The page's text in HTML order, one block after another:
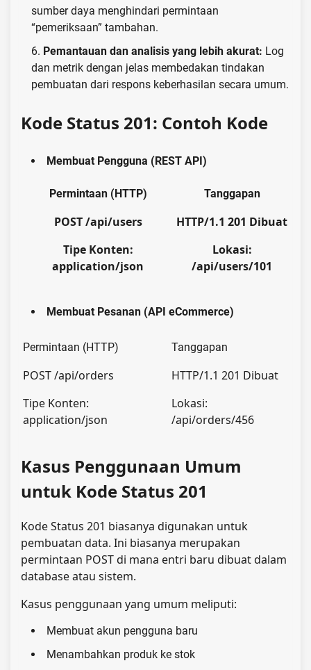
sumber daya menghindari permintaan
“pemeriksaan” tambahan.
Pemantauan dan analisis yang lebih akurat: Log
dan metrik dengan jelas membedakan tindakan
pembuatan dari respons keberhasilan secara umum.
Kode Status 201: Contoh Kode
Membuat Pengguna (REST API)
Permintaan (HTTP)
POST /api/users
Tipe Konten:
application/json
Tanggapan
HTTP/1.1 201 Dibuat
Lokasi:
/api/users/101
Membuat Pesanan (API eCommerce)
Permintaan (HTTP)
POST /api/orders
Tipe Konten:
application/json
Tanggapan
HTTP/1.1 201 Dibuat
Lokasi:
/api/orders/456
Kasus Penggunaan Umum
untuk Kode Status 201
Kode Status 201 biasanya digunakan untuk
pembuatan data. Ini biasanya merupakan
permintaan POST di mana entri baru dibuat dalam
database atau sistem.
Kasus penggunaan yang umum meliputi:
Membuat akun pengguna baru
Menambahkan produk ke stok